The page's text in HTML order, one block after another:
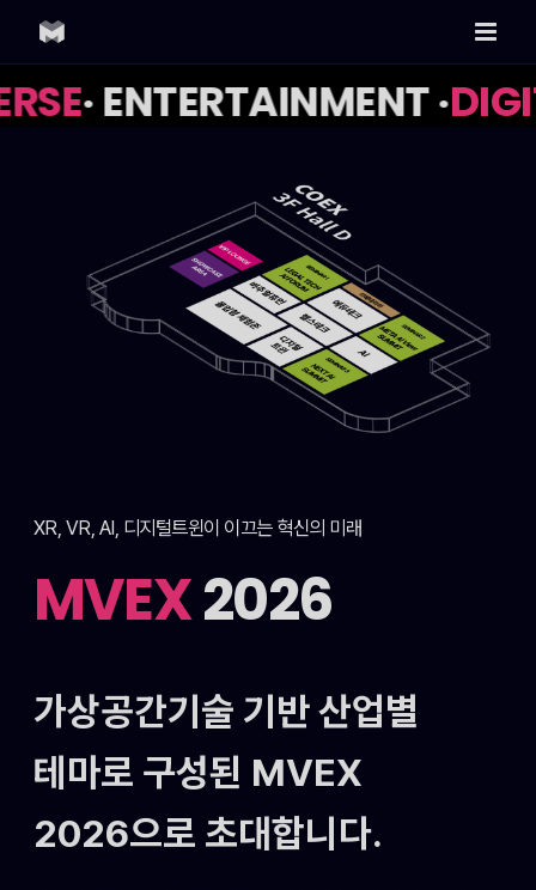
content
· ENTERTAINMENT ·
XR, VR, AI, 디지털트윈이 이끄는 혁신의 미래
MVEX2026
가상공간기술 기반 산업별
테마로 구성된 MVEX
2026으로 초대합니다.